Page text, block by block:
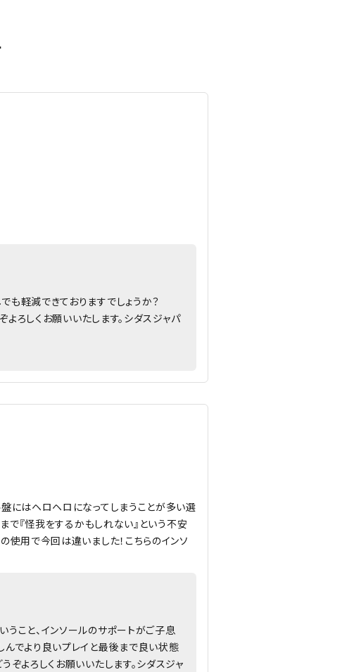
も軽減できておりますでしょうか？
ろしくお願いいたします。シダスジャパ
にはヘロヘロになってしまうことが多い選
で『怪我をするかもしれない』という不安
使用で今回は違いました！こちらのインソ
こと、インソールのサポートがご子息
んでより良いプレイと最後まで良い状態
ぞよろしくお願いいたします。シダスジャ